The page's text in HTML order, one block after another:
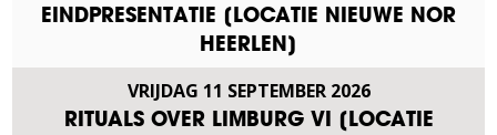
EINDPRESENTATIE [LOCATIE NIEUWE NOR
HEERLEN]
VRIJDAG 11 SEPTEMBER 2026
RITUALS OVER LIMBURG VI [LOCATIE